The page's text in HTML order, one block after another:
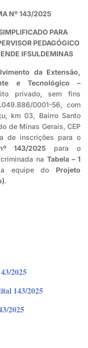
Nº 143/2025
PARA
PEDAGÓGICO
IFSULDEMINAS
da Extensão,
e Tecnológico –
privado, sem fins
0001-56, com
km 03, Bairro Santo
de Minas Gerais, CEP
de inscrições para o
143/2025 para o
na Tabela – 1
equipe do Projeto
.
2025
143/2025
2025